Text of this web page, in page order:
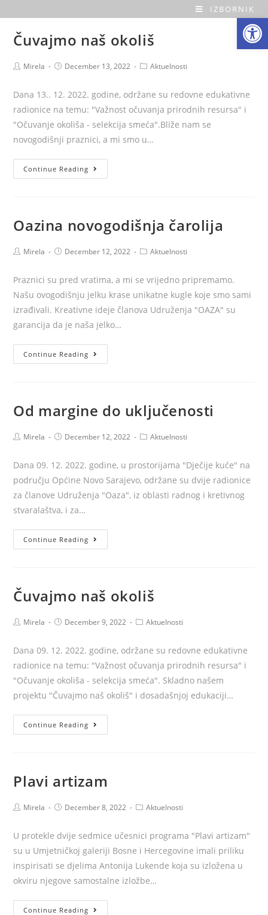
Open toolbar
to
content
O
a
z
a
H
m
IZBORNIK
Čuvajmo naš okoliš
PostMirela
PostDecember 13, 2022
PostAktuelnosti
Dana 13.. 12. 2022. godine, održane su redovne edukativne
radionice na temu: "Važnost očuvanja prirodnih resursa" i
"Očuvanje okoliša - selekcija smeća".Bliže nam se
novogodišnji praznici, a mi smo u…
Continue Reading
naš
Oazina novogodišnja čarolija
PostMirela
PostDecember 12, 2022
PostAktuelnosti
Praznici su pred vratima, a mi se vrijedno pripremamo.
Našu ovogodišnju jelku krase unikatne kugle koje smo sami
izrađivali. Kreativne ideje članova Udruženja "OAZA" su
garancija da je naša jelko…
Continue Reading
novogodišnja
Od margine do uključenosti
PostMirela
PostDecember 12, 2022
PostAktuelnosti
Dana 09. 12. 2022. godine, u prostorijama "Dječije kuće" na
području Općine Novo Sarajevo, održane su dvije radionice
za članove Udruženja "Oaza", iz oblasti radnog i kretivnog
stvaralaštva, i za…
Continue Reading
margine
Čuvajmo naš okoliš
PostMirela
PostDecember 9, 2022
PostAktuelnosti
Dana 09. 12. 2022. godine, održane su redovne edukativne
radionice na temu: "Važnost očuvanja prirodnih resursa" i
"Očuvanje okoliša - selekcija smeća". Skladno našem
projektu "Čuvajmo naš okoliš" i dosadašnjoj edukaciji…
Continue Reading
naš
Plavi artizam
PostMirela
PostDecember 8, 2022
PostAktuelnosti
U protekle dvije sedmice učesnici programa "Plavi artizam"
su u Umjetničkoj galeriji Bosne i Hercegovine imali priliku
inspirisati se djelima Antonija Lukende koja su izložena u
okviru njegove samostalne izložbe…
Continue Reading